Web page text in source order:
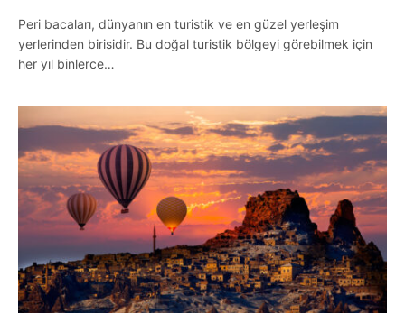
Peri bacaları, dünyanın en turistik ve en güzel yerleşim
yerlerinden birisidir. Bu doğal turistik bölgeyi görebilmek için
her yıl binlerce…